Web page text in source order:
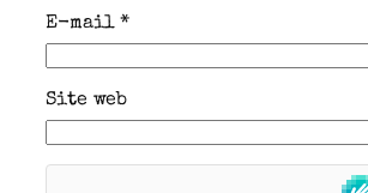
E-mail*
Site web